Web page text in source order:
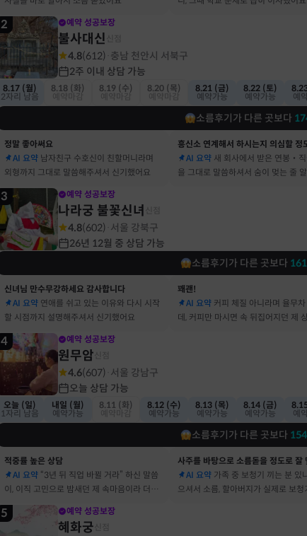
2 예약 성공보장
불사대신
4.8(612) 충남 천안시 서북구
2주 이내 상담 가능
8.17 (월)
2자리 남음
8.18 (화)
8.19 (수)
8.20 (목)
8.21 (금)
예약가능
8.22 (토)
예약가능
예
소름후기가 다른 곳보다
정말 좋아써요
AI 요약 남자친구 수호신이 친할머니라며
외형까지 그대로 말씀해주셔서 신기했어요
AI 요약 새 회사에서 받은 연봉‧직
을 그대로 말씀하셔서 숨이 멎는 줄
3 예약 성공보장
나라궁 불꽃신녀
4.8(602) 서울 강북구
26년 12월 중 상담 가능
소름후기가 다른 곳보다
신녀님 만수무강하세요 감사합니다
AI 요약 연애를 쉬고 있는 이유와 다시 시작
할 시점까지 설명해주셔서 신기했어요
꽤괜!
AI 요약 커피 체질 아니라며 율무차
데, 커피만 마시면 속 뒤집어지던 제
4 예약 성공보장
원무암
4.6(607) 서울 강남구
오늘 상담 가능
오늘 (일)
1자리 남음
내일 (월)
예약가능
8.11 (화)
8.12 (수)
예약가능
8.13 (목)
예약가능
8.14 (금)
예약가능
예
소름후기가 다른 곳보다
적중률 높은 상담
AI 요약 “3년 뒤 직업 바뀔 거라” 하신 말씀
이, 이직 고민으로 밤새던 제 속마음이라 더 신
기했어요
AI 요약 가족 중 보청기 끼는 분 있
으셔서 소름, 할아버지가 실제로 보청
5 예약 성공보장
혜화궁